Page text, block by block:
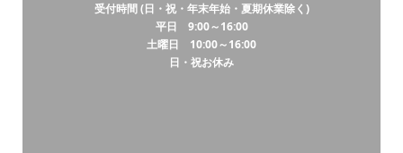
受付時間 (日・祝・年末年始・夏期休業除く)
平日 9:00～16:00
土曜日 10:00～16:00
日・祝お休み